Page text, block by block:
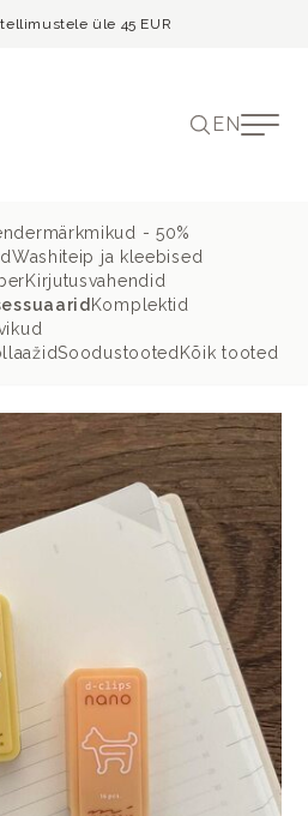
üle 45 EUR
EN
- 50%
Washiteip ja kleebised
Kirjutusvahendid
Komplektid
Soodustooted Kõik tooted